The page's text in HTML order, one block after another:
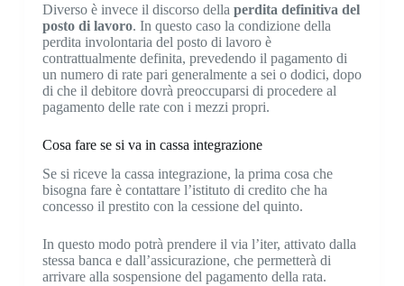
Diverso è invece il discorso della perdita definitiva del
posto di lavoro. In questo caso la condizione della
perdita involontaria del posto di lavoro è
contrattualmente definita, prevedendo il pagamento di
un numero di rate pari generalmente a sei o dodici, dopo
di che il debitore dovrà preoccuparsi di procedere al
pagamento delle rate con i mezzi propri.
Cosa fare se si va in cassa integrazione
Se si riceve la cassa integrazione, la prima cosa che
bisogna fare è contattare l’istituto di credito che ha
concesso il prestito con la cessione del quinto.
In questo modo potrà prendere il via l’iter, attivato dalla
stessa banca e dall’assicurazione, che permetterà di
arrivare alla sospensione del pagamento della rata.